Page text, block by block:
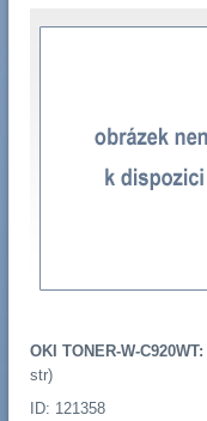
OKI TONER-W-C920WT:
str)
ID: 121358